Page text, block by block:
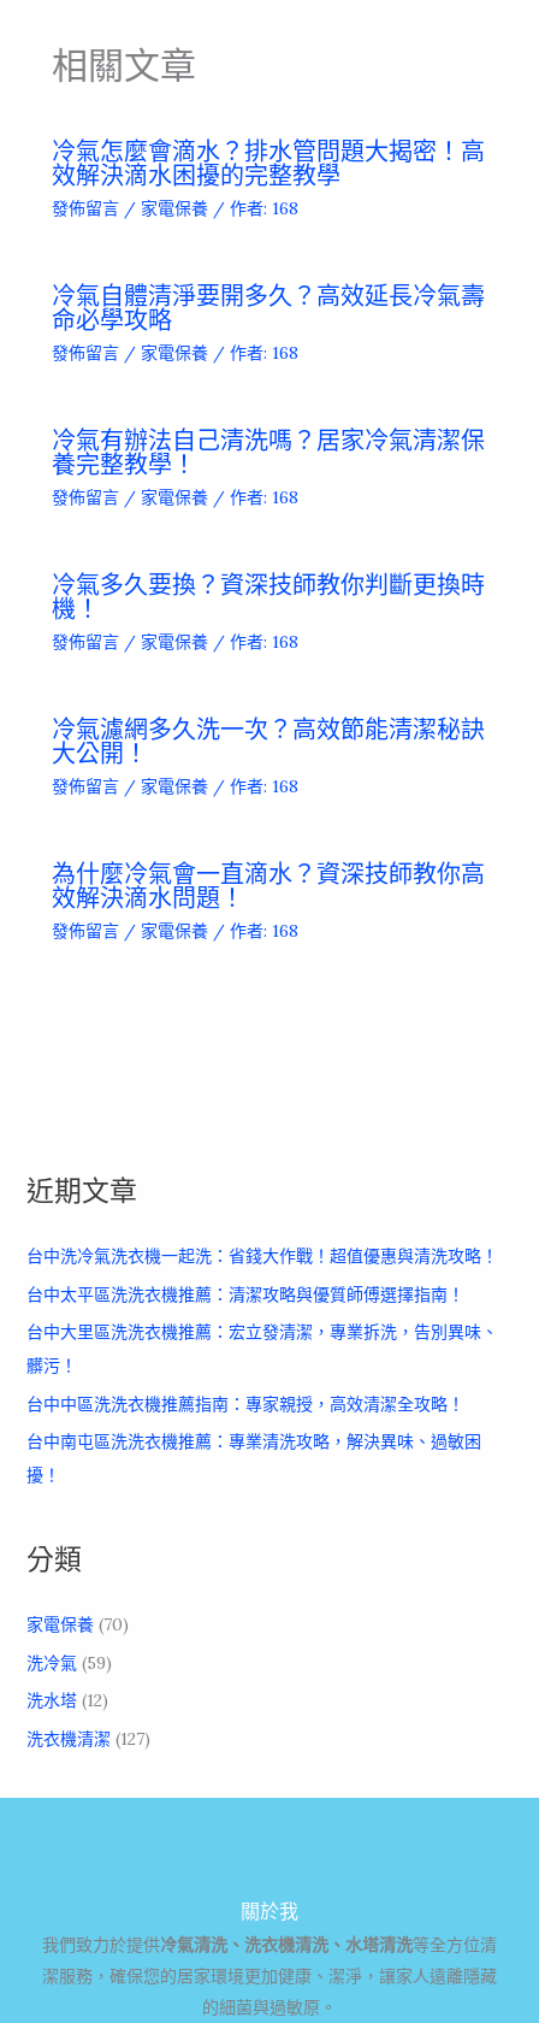
相關文章
冷氣怎麼會滴水？排水管問題大揭密！高
效解決滴水困擾的完整教學
發佈留言 / 家電保養/ 作者: 168
冷氣自體清淨要開多久？高效延長冷氣壽
命必學攻略
發佈留言 / 家電保養/ 作者: 168
冷氣有辦法自己清洗嗎？居家冷氣清潔保
養完整教學！
發佈留言 / 家電保養/ 作者: 168
冷氣多久要換？資深技師教你判斷更換時
機！
發佈留言 / 家電保養/ 作者: 168
冷氣濾網多久洗一次？高效節能清潔秘訣
大公開！
發佈留言 / 家電保養/ 作者: 168
為什麼冷氣會一直滴水？資深技師教你高
效解決滴水問題！
發佈留言 / 家電保養/ 作者: 168
近期文章
台中洗冷氣洗衣機一起洗：省錢大作戰！超值優惠與清洗攻略！
台中太平區洗洗衣機推薦：清潔攻略與優質師傅選擇指南！
台中大里區洗洗衣機推薦：宏立發清潔，專業拆洗，告別異味、
髒污！
台中中區洗洗衣機推薦指南：專家親授，高效清潔全攻略！
台中南屯區洗洗衣機推薦：專業清洗攻略，解決異味、過敏困
擾！
分類
家電保養(70)
洗冷氣(59)
洗水塔(12)
洗衣機清潔 (127)
關於我
我們致力於提供冷氣清洗、洗衣機清洗、水塔清洗等全方位清
潔服務，確保您的居家環境更加健康、潔淨，讓家人遠離隱藏
的細菌與過敏原。